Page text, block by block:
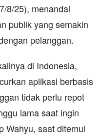
8/25), menandai
publik yang semakin
pelanggan.
di Indonesia,
aplikasi berbasis
tidak perlu repot
lama saat ingin
Wahyu, saat ditemui